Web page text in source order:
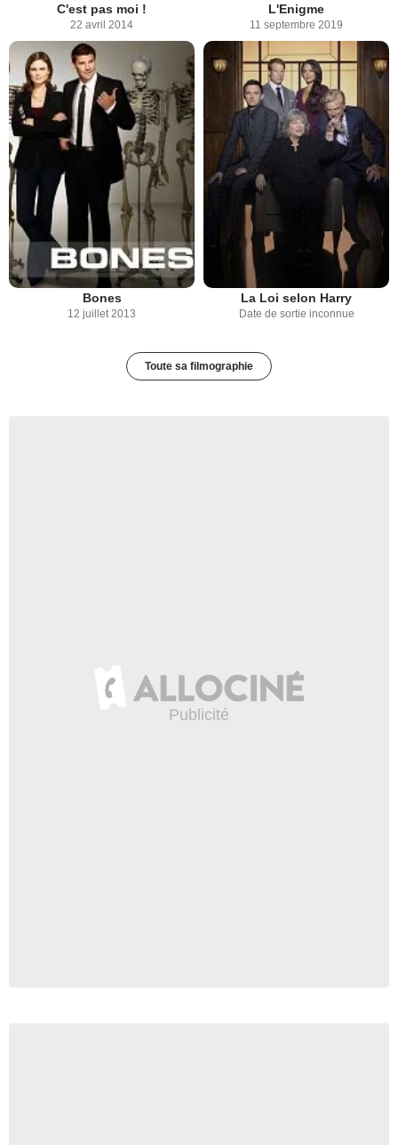
C'est pas moi !
22 avril 2014
L'Enigme
11 septembre 2019
Bones
12 juillet 2013
La Loi selon Harry
Date de sortie inconnue
Toute sa filmographie